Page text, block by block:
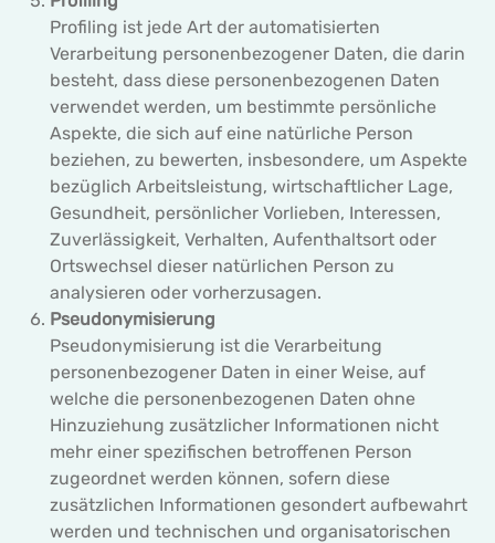
Profiling ist jede Art der automatisierten
Verarbeitung personenbezogener Daten, die darin
besteht, dass diese personenbezogenen Daten
verwendet werden, um bestimmte persönliche
Aspekte, die sich auf eine natürliche Person
beziehen, zu bewerten, insbesondere, um Aspekte
bezüglich Arbeitsleistung, wirtschaftlicher Lage,
Gesundheit, persönlicher Vorlieben, Interessen,
Zuverlässigkeit, Verhalten, Aufenthaltsort oder
Ortswechsel dieser natürlichen Person zu
analysieren oder vorherzusagen.
Pseudonymisierung
Pseudonymisierung ist die Verarbeitung
personenbezogener Daten in einer Weise, auf
welche die personenbezogenen Daten ohne
Hinzuziehung zusätzlicher Informationen nicht
mehr einer spezifischen betroffenen Person
zugeordnet werden können, sofern diese
zusätzlichen Informationen gesondert aufbewahrt
werden und technischen und organisatorischen